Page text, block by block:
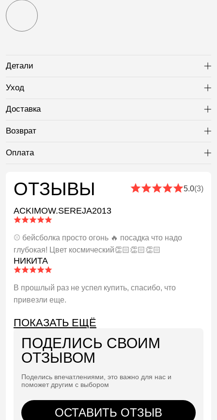
Детали
Уход
Доставка
Возврат
Оплата
ОТЗЫВЫ 5.0(3)
ACKIMOW.SEREJA2013
⚾️ бейсболка просто огонь 🔥 посадка что надо
глубокая! Цвет космический👏🏻👏🏻👏🏻
НИКИТА
В прошлый раз не успел купить, спасибо, что
привезли еще.
ПОКАЗАТЬ ЕЩЁ
ПОДЕЛИСЬ СВОИМ
ОТЗЫВОМ
Поделись впечатлениями, это важно для нас и
поможет другим с выбором
ОСТАВИТЬ ОТЗЫВ